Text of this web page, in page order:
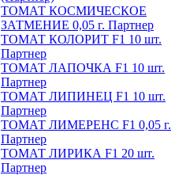
ТОМАТ КОСМИЧЕСКОЕ
ЗАТМЕНИЕ 0,05 г. Партнер
ТОМАТ КОЛОРИТ F1 10 шт.
Партнер
ТОМАТ ЛАПОЧКА F1 10 шт.
Партнер
ТОМАТ ЛИПИНЕЦ F1 10 шт.
Партнер
ТОМАТ ЛИМЕРЕНС F1 0,05 г.
Партнер
ТОМАТ ЛИРИКА F1 20 шт.
Партнер